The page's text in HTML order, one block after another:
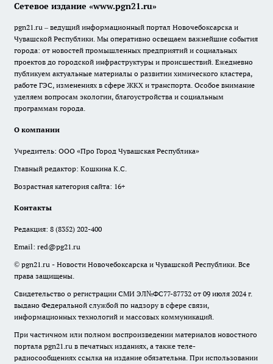
Сетевое издание «www.pgn21.ru»
pgn21.ru – ведущий информационный портал Новочебоксарска и
Чувашской Республики. Мы оперативно освещаем важнейшие события
города: от новостей промышленных предприятий и социальных
проектов до городской инфраструктуры и происшествий. Ежедневно
публикуем актуальные материалы о развитии химического кластера,
работе ГЭС, изменениях в сфере ЖКХ и транспорта. Особое внимание
уделяем вопросам экологии, благоустройства и социальным
программам города.
О компании
Учредитель: ООО «Про Город Чувашская Республика»
Главный редактор: Кошкина К.С.
Возрастная категория сайта: 16+
Контакты
Редакция: 8 (8352) 202-400
Email: red@pg21.ru
© pgn21.ru - Новости Новочебоксарска и Чувашской Республики. Все
права защищены.
Свидетельство о регистрации СМИ ЭЛ№ФС77-87732 от 09 июля 2024 г.
выдано Федеральной службой по надзору в сфере связи,
информационных технологий и массовых коммуникаций.
При частичном или полном воспроизведении материалов новостного
портала pgn21.ru в печатных изданиях, а также теле-
радиосообщениях ссылка на издание обязательна. При использовании